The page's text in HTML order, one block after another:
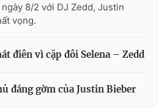
8/2 với DJ Zedd, Justin
vọng.
điên vì cặp đôi Selena – Zedd
đáng gờm của Justin Bieber